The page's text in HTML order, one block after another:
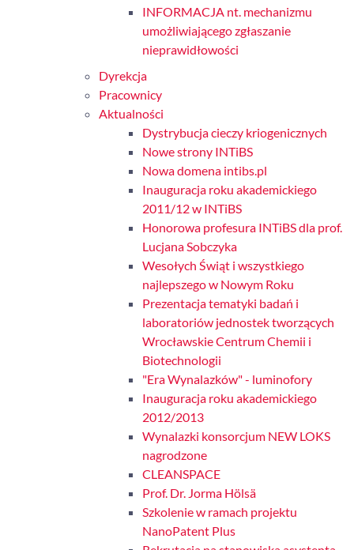
INFORMACJA nt. mechanizmu
umożliwiającego zgłaszanie
nieprawidłowości
Dyrekcja
Pracownicy
Aktualności
Dystrybucja cieczy kriogenicznych
Nowe strony INTiBS
Nowa domena intibs.pl
Inauguracja roku akademickiego
2011/12 w INTiBS
Honorowa profesura INTiBS dla prof.
Lucjana Sobczyka
Wesołych Świąt i wszystkiego
najlepszego w Nowym Roku
Prezentacja tematyki badań i
laboratoriów jednostek tworzących
Wrocławskie Centrum Chemii i
Biotechnologii
"Era Wynalazków" - luminofory
Inauguracja roku akademickiego
2012/2013
Wynalazki konsorcjum NEW LOKS
nagrodzone
CLEANSPACE
Prof. Dr. Jorma Hölsä
Szkolenie w ramach projektu
NanoPatent Plus